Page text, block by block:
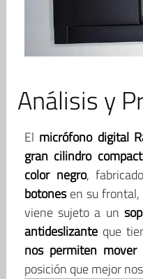
Análisis y
El micrófono digital
gran cilindro
color negro,
botonesen su frontal,
viene sujeto a un
antideslizanteque
nos permiten
posición que mejor